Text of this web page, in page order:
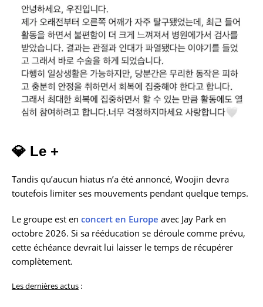
💎 Le +
Tandis qu’aucun hiatus n’a été annoncé, Woojin devra
toutefois limiter ses mouvements pendant quelque temps.
Le groupe est en concert en Europe avec Jay Park en
octobre 2026. Si sa rééducation se déroule comme prévu,
cette échéance devrait lui laisser le temps de récupérer
complètement.
Les dernières actus :